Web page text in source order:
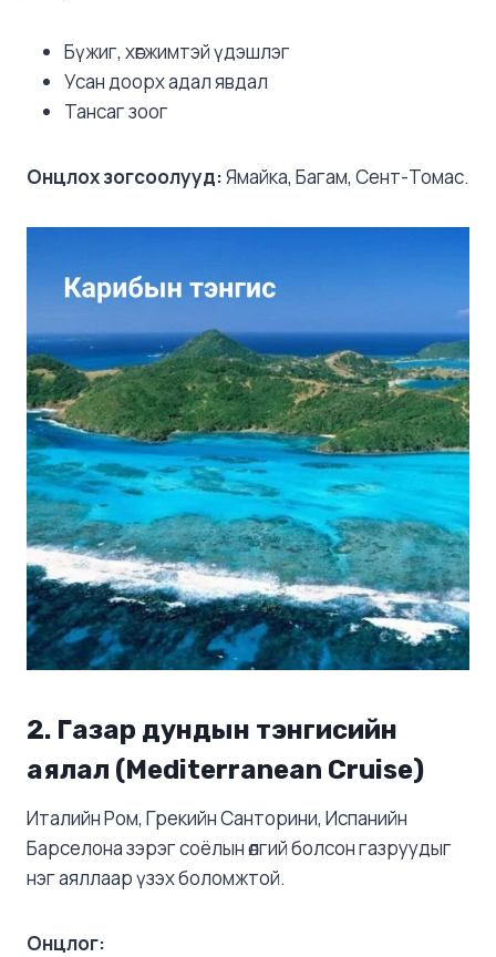
Бүжиг, хөгжимтэй үдэшлэг
Усан доорх адал явдал
Тансаг зоог
Онцлох зогсоолууд:Ямайка, Багам, Сент-Томас.
2. Газар дундын тэнгисийн
аялал (Mediterranean Cruise)
Италийн Ром, Грекийн Санторини, Испанийн
Барселона зэрэг соёлын өлгий болсон газруудыг
нэг аяллаар үзэх боломжтой.
Онцлог: